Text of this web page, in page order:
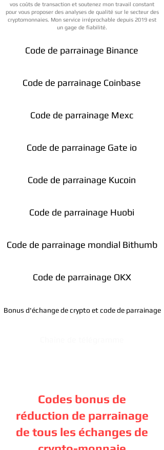
vos coûts de transaction et soutenez mon travail constant
pour vous proposer des analyses de qualité sur le secteur des
cryptomonnaies. Mon service irréprochable depuis 2019 est
un gage de fiabilité.
Code de parrainage Binance
Code de parrainage Coinbase
Code de parrainage Mexc
Code de parrainage Gate io
Code de parrainage Kucoin
Code de parrainage Huobi
Code de parrainage mondial Bithumb
Code de parrainage OKX
Bonus d'échange de crypto et code de parrainage
Codes bonus de
réduction de parrainage
de tous les échanges de